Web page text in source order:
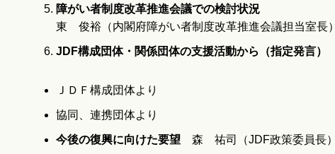
障がい者制度改革推進会議での検討状況
東 俊裕（内閣府障がい者制度改革推進会議担当室長）
JDF構成団体・関係団体の支援活動から（指定発言）
ＪＤＦ構成団体より
協同、連携団体より
今後の復興に向けた要望 森 祐司（JDF政策委員長）